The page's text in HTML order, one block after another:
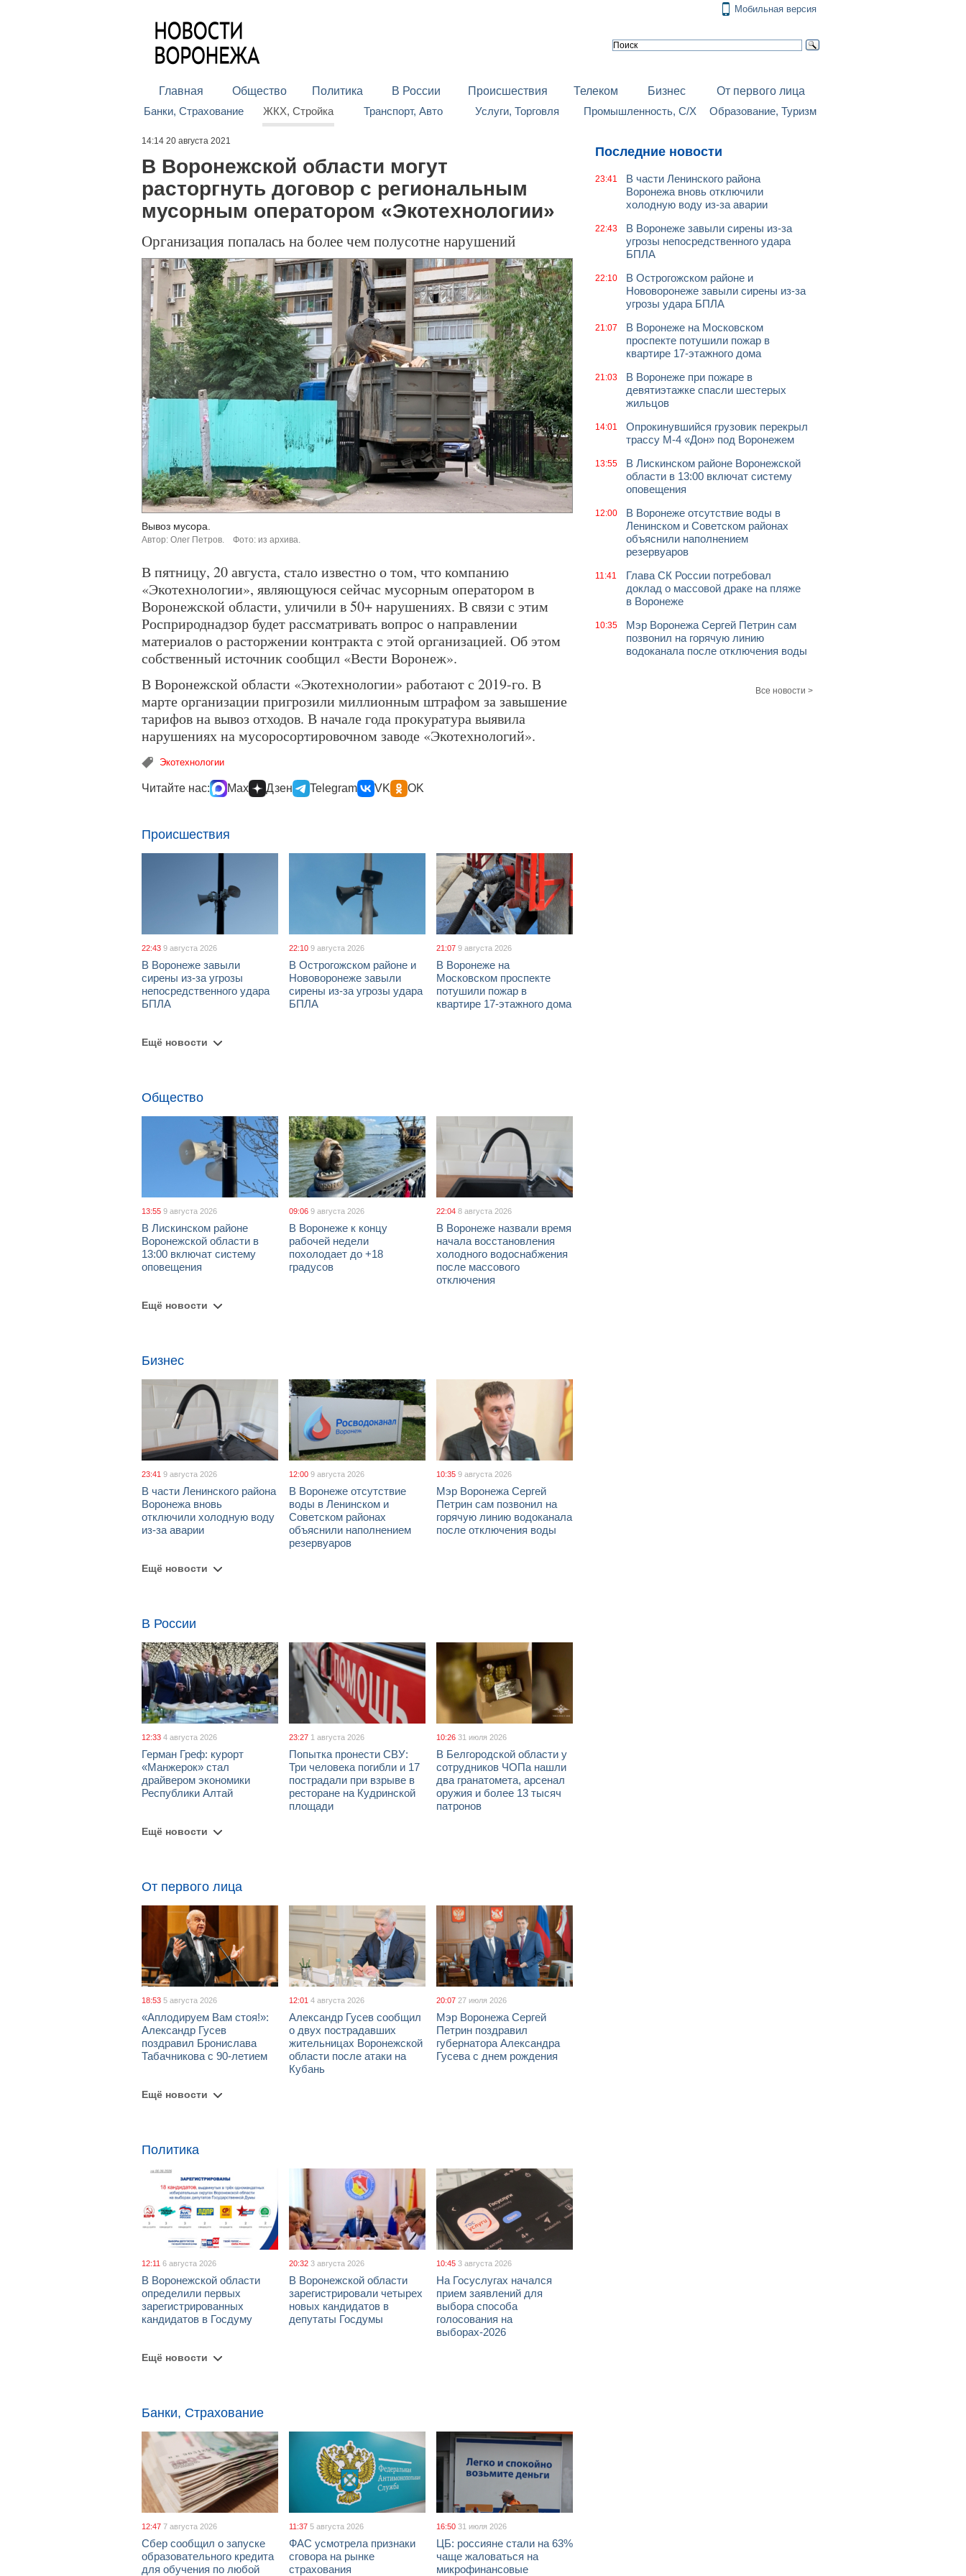
Мобильная версия
Главная Общество Политика В России Происшествия Телеком Бизнес
От первого лица
Банки, Страхование
ЖКХ, Стройка Транспорт, Авто Услуги, Торговля Промышленность, С/Х Образование, Туризм
14:14 20 августа 2021
В Воронежской области могут
расторгнуть договор с региональным
мусорным оператором «Экотехнологии»
Организация попалась на более чем полусотне нарушений
Вывоз мусора.
Автор: Олег Петров. Фото: из архива.
В пятницу, 20 августа, стало известно о том, что компанию
«Экотехнологии», являющуюся сейчас мусорным оператором в
Воронежской области, уличили в 50+ нарушениях. В связи с этим
Росприроднадзор будет рассматривать вопрос о направлении
материалов о расторжении контракта с этой организацией. Об этом
собственный источник сообщил «Вести Воронеж».
В Воронежской области «Экотехнологии» работают с 2019-го. В
марте организации пригрозили миллионным штрафом за завышение
тарифов на вывоз отходов. В начале года прокуратура выявила
нарушениях на мусоросортировочном заводе «Экотехнологий».
Экотехнологии
Читайте нас: Max Дзен Telegram VK OK
Происшествия
22:43 9 августа 2026
В Воронеже завыли
сирены из-за угрозы
непосредственного удара
БПЛА
22:10 9 августа 2026
В Острогожском районе и
Нововоронеже завыли
сирены из-за угрозы удара
БПЛА
21:07 9 августа 2026
В Воронеже на
Московском проспекте
потушили пожар в
квартире 17-этажного дома
Ещё новости
Общество
13:55 9 августа 2026
В Лискинском районе
Воронежской области в
13:00 включат систему
оповещения
09:06 9 августа 2026
В Воронеже к концу
рабочей недели
похолодает до +18
градусов
22:04 8 августа 2026
В Воронеже назвали время
начала восстановления
холодного водоснабжения
после массового
отключения
Ещё новости
Бизнес
23:41 9 августа 2026
В части Ленинского района
Воронежа вновь
отключили холодную воду
из-за аварии
12:00 9 августа 2026
В Воронеже отсутствие
воды в Ленинском и
Советском районах
объяснили наполнением
резервуаров
10:35 9 августа 2026
Мэр Воронежа Сергей
Петрин сам позвонил на
горячую линию водоканала
после отключения воды
Ещё новости
В России
12:33 4 августа 2026
Герман Греф: курорт
«Манжерок» стал
драйвером экономики
Республики Алтай
23:27 1 августа 2026
Попытка пронести СВУ:
Три человека погибли и 17
пострадали при взрыве в
ресторане на Кудринской
площади
10:26 31 июля 2026
В Белгородской области у
сотрудников ЧОПа нашли
два гранатомета, арсенал
оружия и более 13 тысяч
патронов
Ещё новости
От первого лица
18:53 5 августа 2026
«Аплодируем Вам стоя!»:
Александр Гусев
поздравил Бронислава
Табачникова с 90-летием
12:01 4 августа 2026
Александр Гусев сообщил
о двух пострадавших
жительницах Воронежской
области после атаки на
Кубань
20:07 27 июля 2026
Мэр Воронежа Сергей
Петрин поздравил
губернатора Александра
Гусева с днем рождения
Ещё новости
Политика
12:11 6 августа 2026
В Воронежской области
определили первых
зарегистрированных
кандидатов в Госдуму
20:32 3 августа 2026
В Воронежской области
зарегистрировали четырех
новых кандидатов в
депутаты Госдумы
10:45 3 августа 2026
На Госуслугах начался
прием заявлений для
выбора способа
голосования на
выборах-2026
Ещё новости
Банки, Страхование
12:47 7 августа 2026
Сбер сообщил о запуске
образовательного кредита
для обучения по любой
11:37 5 августа 2026
ФАС усмотрела признаки
сговора на рынке
страхования
16:50 31 июля 2026
ЦБ: россияне стали на 63%
чаще жаловаться на
микрофинансовые
Последние новости
23:41
В части Ленинского района
Воронежа вновь отключили
холодную воду из-за аварии
22:43
В Воронеже завыли сирены из-за
угрозы непосредственного удара
БПЛА
22:10
В Острогожском районе и
Нововоронеже завыли сирены из-за
угрозы удара БПЛА
21:07
В Воронеже на Московском
проспекте потушили пожар в
квартире 17-этажного дома
21:03
В Воронеже при пожаре в
девятиэтажке спасли шестерых
жильцов
14:01
Опрокинувшийся грузовик перекрыл
трассу М-4 «Дон» под Воронежем
13:55
В Лискинском районе Воронежской
области в 13:00 включат систему
оповещения
12:00
В Воронеже отсутствие воды в
Ленинском и Советском районах
объяснили наполнением
резервуаров
11:41
Глава СК России потребовал
доклад о массовой драке на пляже
в Воронеже
10:35
Мэр Воронежа Сергей Петрин сам
позвонил на горячую линию
водоканала после отключения воды
Все новости >